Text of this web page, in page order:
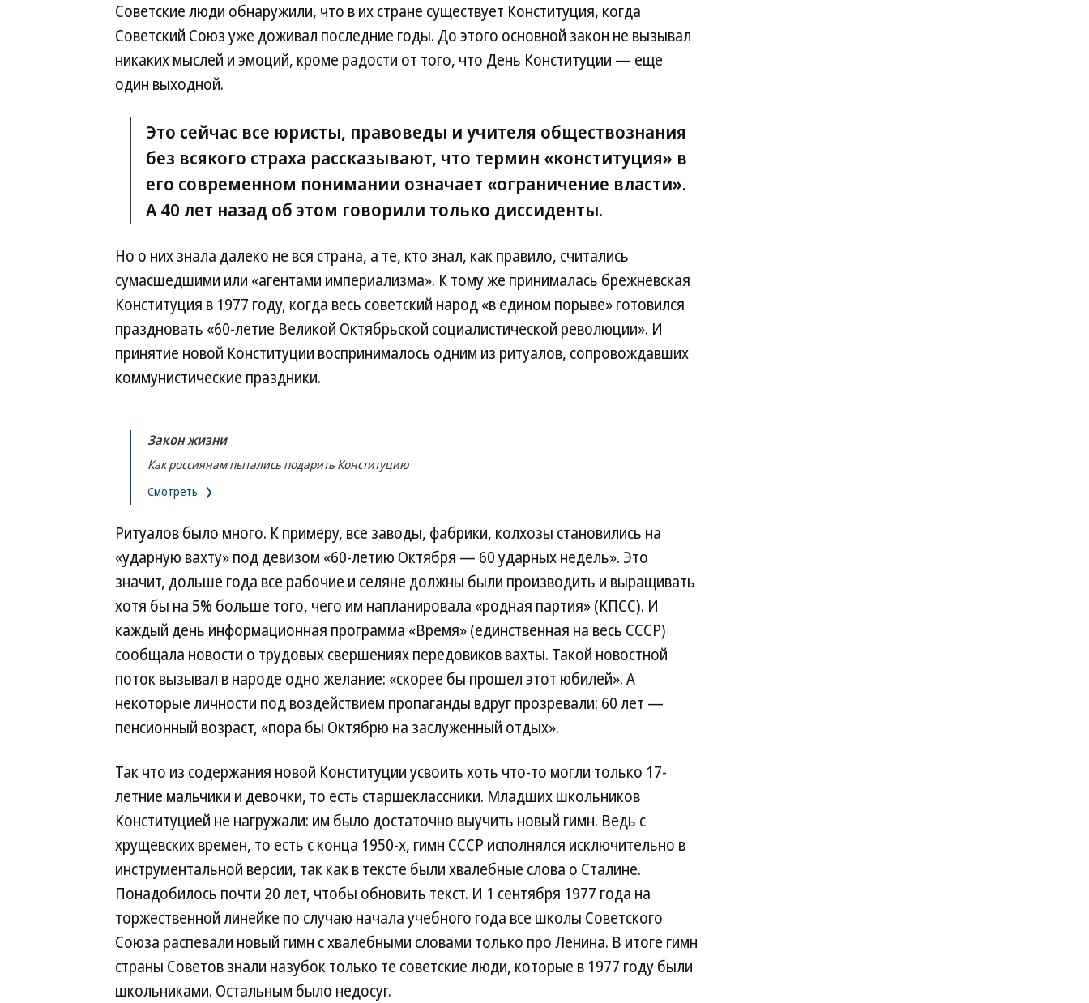
Советские люди обнаружили, что в их стране существует Конституция, когда
Советский Союз уже доживал последние годы. До этого основной закон не вызывал
никаких мыслей и эмоций, кроме радости от того, что День Конституции — еще
один выходной.
Это сейчас все юристы, правоведы и учителя обществознания
без всякого страха рассказывают, что термин «конституция» в
его современном понимании означает «ограничение власти».
А 40 лет назад об этом говорили только диссиденты.
Но о них знала далеко не вся страна, а те, кто знал, как правило, считались
сумасшедшими или «агентами империализма». К тому же принималась брежневская
Конституция в 1977 году, когда весь советский народ «в едином порыве» готовился
праздновать «60-летие Великой Октябрьской социалистической революции». И
принятие новой Конституции воспринималось одним из ритуалов, сопровождавших
коммунистические праздники.
Закон жизни
Как россиянам пытались подарить Конституцию
Смотреть
Ритуалов было много. К примеру, все заводы, фабрики, колхозы становились на
«ударную вахту» под девизом «60-летию Октября — 60 ударных недель». Это
значит, дольше года все рабочие и селяне должны были производить и выращивать
хотя бы на 5% больше того, чего им напланировала «родная партия» (КПСС). И
каждый день информационная программа «Время» (единственная на весь СССР)
сообщала новости о трудовых свершениях передовиков вахты. Такой новостной
поток вызывал в народе одно желание: «скорее бы прошел этот юбилей». А
некоторые личности под воздействием пропаганды вдруг прозревали: 60 лет —
пенсионный возраст, «пора бы Октябрю на заслуженный отдых».
Так что из содержания новой Конституции усвоить хоть что-то могли только 17-
летние мальчики и девочки, то есть старшеклассники. Младших школьников
Конституцией не нагружали: им было достаточно выучить новый гимн. Ведь с
хрущевских времен, то есть с конца 1950-х, гимн СССР исполнялся исключительно в
инструментальной версии, так как в тексте были хвалебные слова о Сталине.
Понадобилось почти 20 лет, чтобы обновить текст. И 1 сентября 1977 года на
торжественной линейке по случаю начала учебного года все школы Советского
Союза распевали новый гимн с хвалебными словами только про Ленина. В итоге гимн
страны Советов знали назубок только те советские люди, которые в 1977 году были
школьниками. Остальным было недосуг.